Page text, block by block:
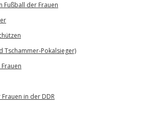
Fußball der Frauen
Tschammer-Pokalsieger)
in der DDR